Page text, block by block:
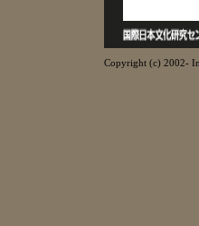
Copyright (c) 2002-